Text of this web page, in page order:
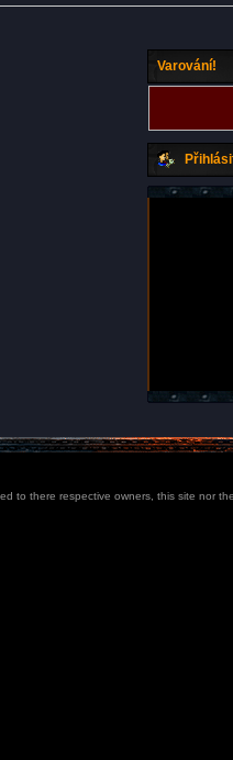
Varování!
to there respective owners, this site nor